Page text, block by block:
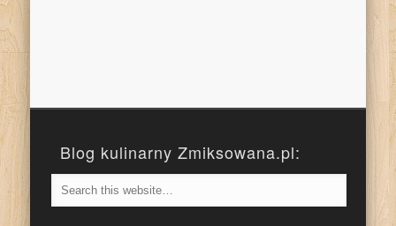
Blog kulinarny Zmiksowana.pl: